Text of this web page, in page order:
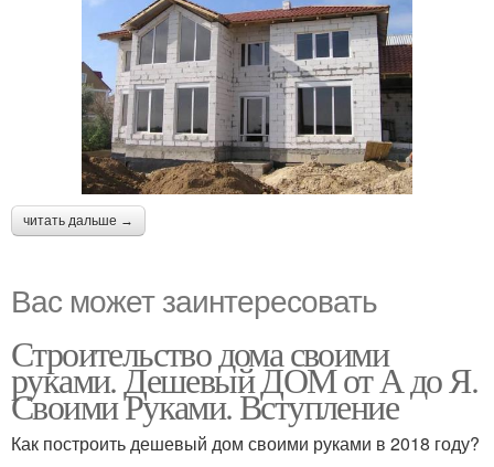
читать дальше →
Вас может заинтересовать
Строительство дома своими
руками. Дешевый ДОМ от А до Я.
Своими Руками. Вступление
Как построить дешевый дом своими руками в 2018 году?